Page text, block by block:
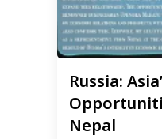
Russia:
Nepal